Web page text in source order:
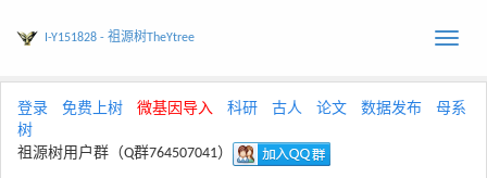
Toggle
I-Y151828 - 祖源树TheYtree
登录 免费上树 微基因导入 科研 古人 论文 数据发布
母系
树
祖源树用户群（Q群764507041）